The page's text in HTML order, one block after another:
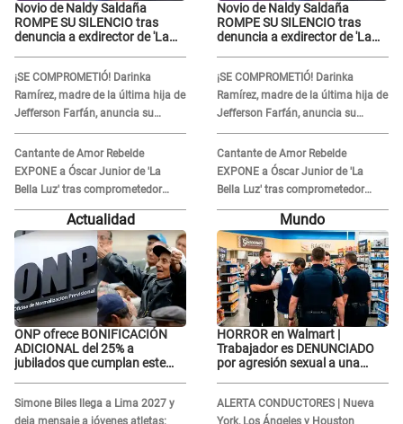
Novio de Naldy Saldaña
ROMPE SU SILENCIO tras
denuncia a exdirector de 'La
¡SE COMPROMETIÓ! Darinka
Ramírez, madre de la última hija de
Jefferson Farfán, anuncia su
compromiso: "Sí, para siempre"
Cantante de Amor Rebelde
EXPONE a Óscar Junior de 'La
Bella Luz' tras comprometedor
video y detalla DESAGRADABLE
momento: "Me hizo sentir
Novio de Naldy Saldaña
ROMPE SU SILENCIO tras
denuncia a exdirector de 'La
¡SE COMPROMETIÓ! Darinka
Ramírez, madre de la última hija de
Jefferson Farfán, anuncia su
compromiso: "Sí, para siempre"
Cantante de Amor Rebelde
EXPONE a Óscar Junior de 'La
Bella Luz' tras comprometedor
video y detalla DESAGRADABLE
momento: "Me hizo sentir
incómoda"
Actualidad
ONP ofrece BONIFICACIÓN
ADICIONAL del 25% a
jubilados que cumplan este
Simone Biles llega a Lima 2027 y
deja mensaje a jóvenes atletas:
Mundo
HORROR en Walmart |
Trabajador es DENUNCIADO
por agresión sexual a una
ALERTA CONDUCTORES | Nueva
York, Los Ángeles y Houston